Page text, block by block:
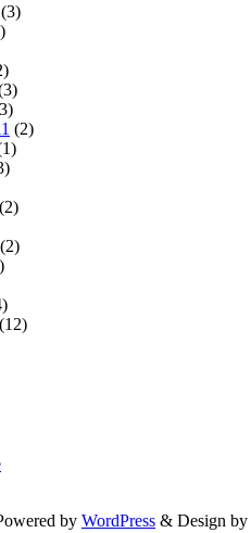
(3)
(2)
(2)
(2)
(12)
by WordPress & Design by